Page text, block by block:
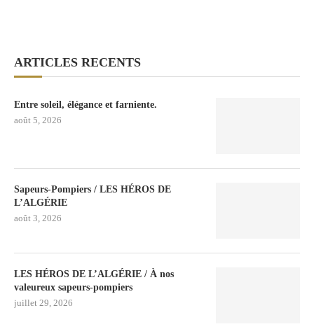
ARTICLES RECENTS
Entre soleil, élégance et farniente.
août 5, 2026
Sapeurs-Pompiers / LES HÉROS DE
L’ALGÉRIE
août 3, 2026
LES HÉROS DE L’ALGÉRIE / À nos
valeureux sapeurs-pompiers
juillet 29, 2026